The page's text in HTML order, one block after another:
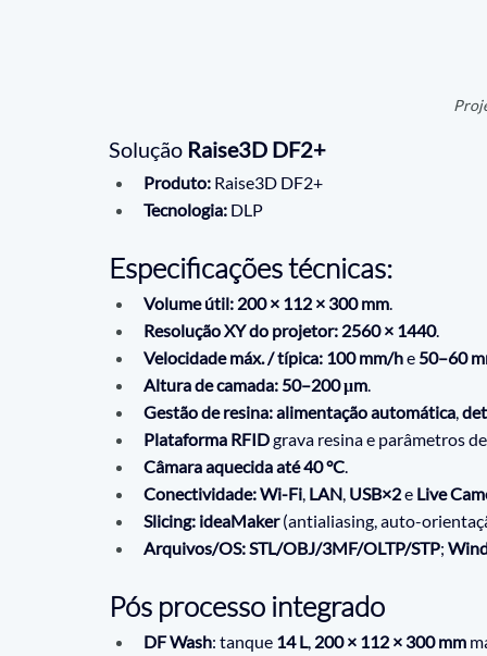
Solução Raise3D DF2+
Produto: Raise3D DF2+
Tecnologia: DLP
Especificações técnicas:
Volume útil: 200 × 112 × 300 mm
Resolução XY do projetor: 2560 × 1440.
Velocidade máx. / típica: 100 mm/h e 50–60
Altura de camada: 50–200 μm
Gestão de resina:alimentação automática
Plataforma RFID grava resina e parâmetros
Câmara aquecida até 40 °C
Conectividade:Wi-Fi LAN USB×2 e Live
Slicing: ideaMaker (antialiasing, auto-
Arquivos/OS:STL/OBJ/3MF/OLTP/STP;
Pós processo integrado
DF Wash: tanque 14 L 200 × 112 × 300 mm